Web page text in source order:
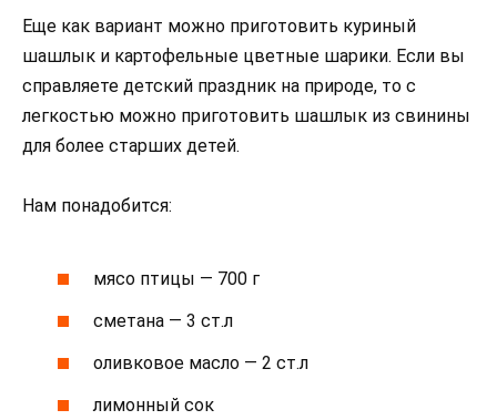
Еще как вариант можно приготовить куриный
шашлык и картофельные цветные шарики. Если вы
справляете детский праздник на природе, то с
легкостью можно приготовить шашлык из свинины
для более старших детей.
Нам понадобится:
мясо птицы — 700 г
сметана — 3 ст.л
оливковое масло — 2 ст.л
лимонный сок